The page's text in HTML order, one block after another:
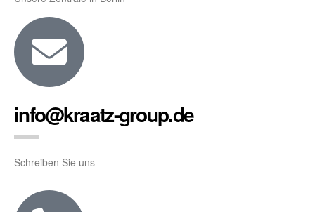
info@kraatz-group.de
Schreiben Sie uns